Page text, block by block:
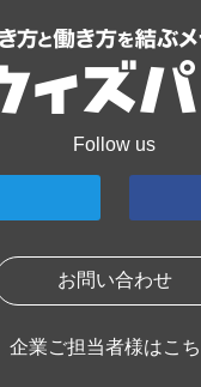
Follow us
お問い合わせ
企業ご担当者様はこ